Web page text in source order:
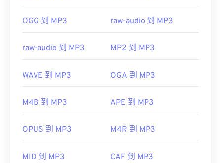
OGG 到 MP3 raw-audio 到 MP3
raw-audio 到 MP3 MP2 到 MP3
WAVE 到 MP3 OGA 到 MP3
M4B 到 MP3 APE 到 MP3
OPUS 到 MP3 M4R 到 MP3
MID 到 MP3 CAF 到 MP3